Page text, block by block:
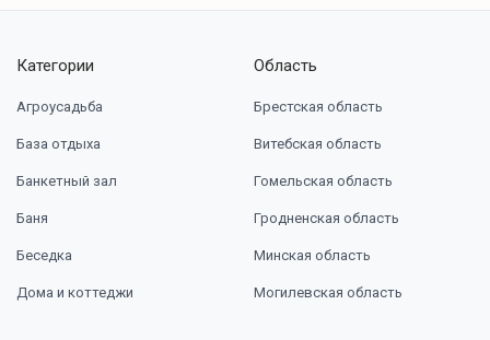
Категории
Агроусадьба
База отдыха
Банкетный зал
Баня
Беседка
Дома и коттеджи
Область
Брестская область
Витебская область
Гомельская область
Гродненская область
Минская область
Могилевская область